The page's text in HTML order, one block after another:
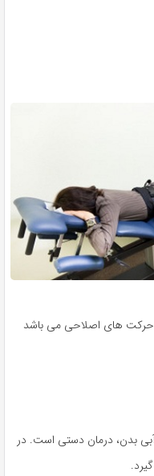
حرکت های اصلاحی می باشد
بدن، درمان دستی است. در